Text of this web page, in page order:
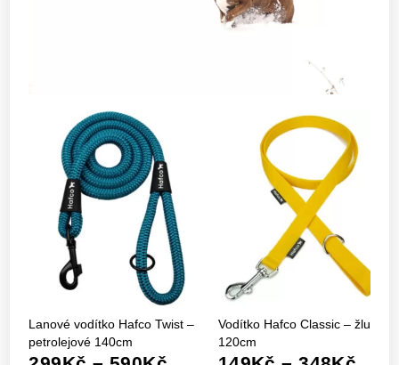
Lanové vodítko Hafco Twist –
petrolejové 140cm
Vodítko Hafco Classic – žluté
120cm